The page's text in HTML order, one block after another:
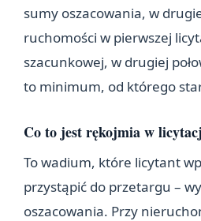
sumy oszacowania, w
ruchomości w pierwszej
szacunkowej, w drugiej
to minimum, od którego
Co to jest rękojmia w
To wadium, które licytant
przystąpić do przetargu –
oszacowania. Przy